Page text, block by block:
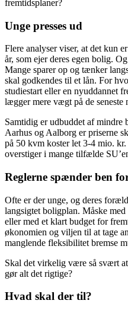
fremtidsplaner?
Unge presses ud
Flere analyser viser, at det kun
år, som ejer deres egen bolig.
Mange sparer op og tænker
skal godkendes til et lån. For
studiestart eller en nyuddannet
lægger mere vægt på de seneste
Samtidig er udbuddet af
Aarhus og Aalborg er priserne
på 50 kvm koster let 3-4 mio.
overstiger i mange tilfælde
Reglerne spænder ben
Ofte er der unge, og deres
langsigtet boligplan. Måske
eller med et klart budget for
økonomien og viljen til at tage
manglende fleksibilitet bremse
Skal det virkelig være så svært
gør alt det rigtige?
Hvad skal der til?